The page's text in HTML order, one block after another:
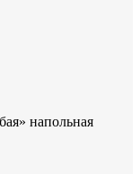
напольная